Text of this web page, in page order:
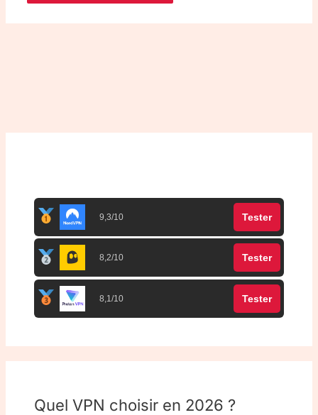
9,3/10 Tester
8,2/10 Tester
8,1/10 Tester
Quel VPN choisir en 2026 ?